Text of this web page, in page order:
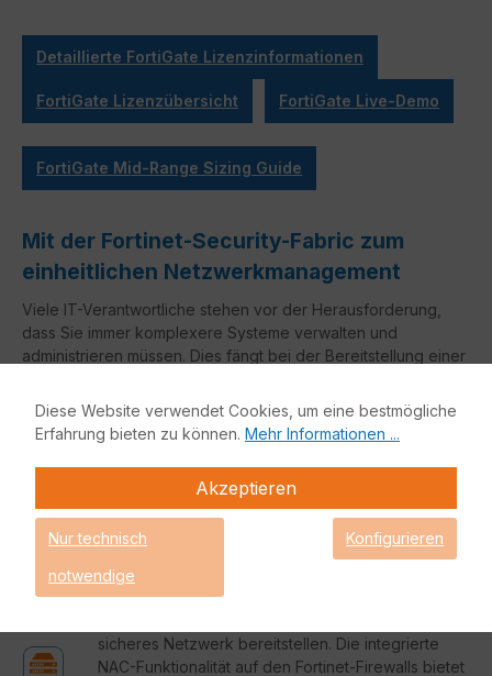
Detaillierte FortiGate Lizenzinformationen
FortiGate Lizenzübersicht FortiGate Live-Demo
FortiGate Mid-Range Sizing Guide
Mit der Fortinet-Security-Fabric zum
einheitlichen Netzwerkmanagement
Viele IT-Verantwortliche stehen vor der Herausforderung,
dass Sie immer komplexere Systeme verwalten und
administrieren müssen. Dies fängt bei der Bereitstellung einer
Bereitstellung von gesicherten Netzwerk-Ports sowie
Wireless LAN, bis hin zu einem einheitlichen Logging und
einer zentralen Verwaltung. Dank der Fortinet-Security-Fabric
können wir Ihnen hier einheitliche Lösungen für Ihre
Herausforderung anbieten.
Dank demFortiSwitch
sicheres Netzwerk bereitstellen. Die integrierte
NAC-Funktionalität auf den Fortinet-Firewalls bietet
Diese Website verwendet Cookies, um eine bestmögliche
Erfahrung bieten zu können. Mehr Informationen ...
Akzeptieren
Nur technisch
notwendige
Konfigurieren